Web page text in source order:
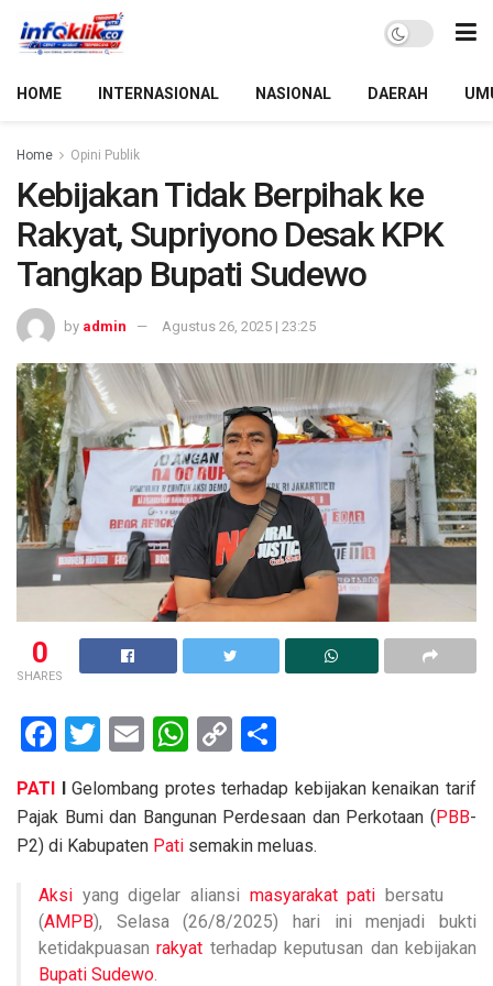
HOME INTERNASIONAL NASIONAL DAERAH
Home Opini Publik
Kebijakan Tidak Berpihak ke
Rakyat, Supriyono Desak KPK
Tangkap Bupati Sudewo
by admin Agustus 26, 2025 | 23:25
0
SHARES
F
ce
b
o
k
T
tt
er
E
ail
W
at
s
p
p
C
py
Li
k
ar
e
PATI IGelombang protes terhadap kebijakan kenaikan tarif
Pajak Bumi dan Bangunan Perdesaan dan Perkotaan (PBB-
P2) di Kabupaten Pati semakin meluas.
Aksi yang digelar aliansi masyarakat pati bersatu
(AMPB), Selasa (26/8/2025) hari ini menjadi bukti
ketidakpuasanrakyat terhadap keputusan dan kebijakan
Bupati Sudewo.